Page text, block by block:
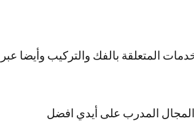
المتعلقة بالفك والتركيب وأيضا عبر
في هذا المجال المدرب على أيدي افضل